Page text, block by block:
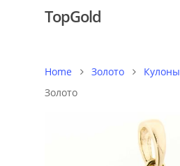
TopGold
Home Золото Кулоны
Золото